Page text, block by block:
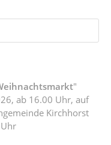
"
ab 16.00 Uhr, auf
Kirchhorst